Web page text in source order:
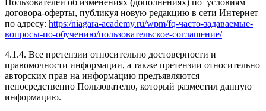
договора-оферты, публикуя новую редакцию в сети Интернет
по адресу: https:/niagara-academy.ru/wpm/fq-часто-задаваемые-
вопросы-по-обучению/пользовательское-соглашение/
4.1.4. Все претензии относительно достоверности и
правомочности информации, а также претензии относительно
авторских прав на информацию предъявляются
непосредственно Пользователю, который разместил данную
информацию.